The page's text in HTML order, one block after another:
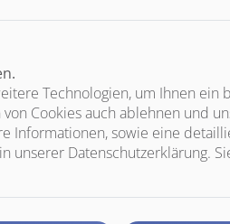
Technologien, um Ihnen ein
Cookies auch ablehnen und
Informationen, sowie eine
unserer Datenschutzerklärung.